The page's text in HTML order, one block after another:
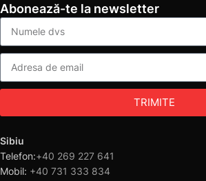
Abonează-te la newsletter
TRIMITE
Sibiu
Telefon:+40 269 227 641
Mobil: +40 731 333 834